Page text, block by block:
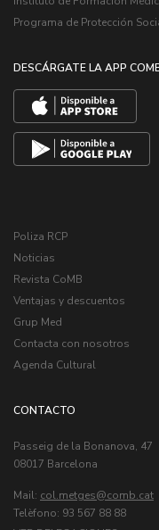
Programa de Protección
DESCÁRGATE LA APP
Poliza RCP
Noticias
Revista CoMB
Ventajas y descuentos
Grup Med
Contacta con nosotros
Agenda Cultural
CONTACTO
Passeig de la Bonanova, 47
08017 Barcelona
Mail: col.metges
Telèfono: 93 567 88 88